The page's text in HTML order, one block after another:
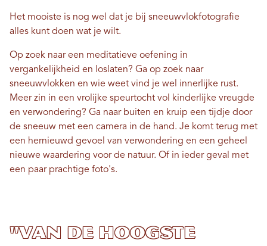
Het mooiste is nog wel dat je bij sneeuwvlokfotografie
alles kunt doen wat je wilt.
Op zoek naar een meditatieve oefening in
vergankelijkheid en loslaten? Ga op zoek naar
sneeuwvlokken en wie weet vind je wel innerlijke rust.
Meer zin in een vrolijke speurtocht vol kinderlijke vreugde
en verwondering? Ga naar buiten en kruip een tijdje door
de sneeuw met een camera in de hand. Je komt terug met
een hernieuwd gevoel van verwondering en een geheel
nieuwe waardering voor de natuur. Of in ieder geval met
een paar prachtige foto's.
"Van de hoogste